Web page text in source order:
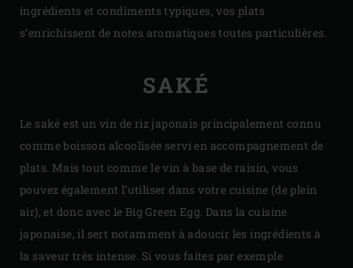
ingrédients et condiments typiques, vos plats
s’enrichissent de notes aromatiques toutes particulières.
SAKÉ
Le saké est un vin de riz japonais principalement connu
comme boisson alcoolisée servi en accompagnement de
plats. Mais tout comme le vin à base de raisin, vous
pouvez également l’utiliser dans votre cuisine (de plein
air), et donc avec le Big Green Egg. Dans la cuisine
japonaise, il sert notamment à adoucir les ingrédients à
la saveur très intense. Si vous faites par exemple